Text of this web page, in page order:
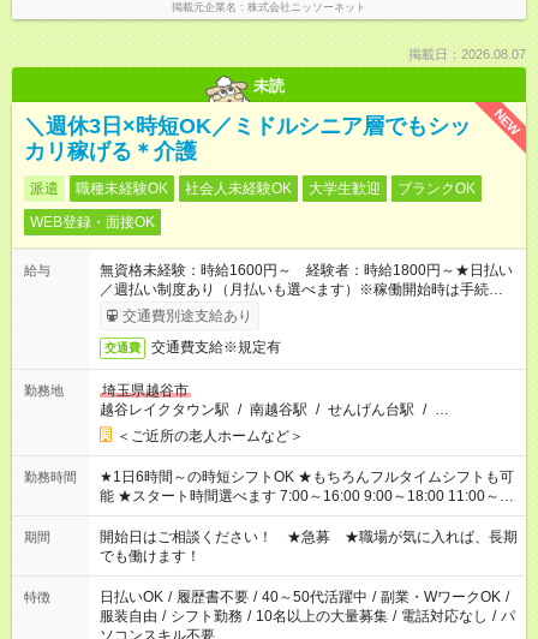
掲載元企業名 株式会社ニッソーネット
掲載日：2026.08.07
未読
NEW
＼週休3日×時短OK／ミドルシニア層でもシッ
カリ稼げる＊介護
派遣 職種未経験OK 社会人未経験OK 大学生歓迎
ブランクOK
WEB登録・面接OK
給与
無資格未経験：時給1600円～ 経験者：時給1800円～★日払い
／週払い制度あり（月払いも選べます）※稼働開始時は手続き完
了次第のお支払いとなります。
交通費別途支給あり
交通費 交通費支給※規定有
勤務地
埼玉県越谷市
越谷レイクタウン駅 / 南越谷駅 / せんげん台駅 / …
＜ご近所の老人ホームなど＞
勤務時間
★1日6時間～の時短シフトOK ★もちろんフルタイムシフトも可
能 ★スタート時間選べます 7:00～16:00 9:00～18:00 11:00～
20:00 など 残業なし！ ※Wワークの場合、他のお仕事と合わせ
週40時間超の就業はご案内できません ※法令に基づき、週20時
間以上勤務は社会保険への加入対象となります ※労働者派遣法
（日雇い派遣の原則禁止）により、短時間・短期間の就業はご
案内が難しい場合があります
期間
開始日はご相談ください！ ★急募 ★職場が気に入れば、長期
でも働けます！
特徴 日払いOK / 履歴書不要 / 40～50代活躍中 / 副業・WワークOK /
服装自由 / シフト勤務 / 10名以上の大量募集 / 電話対応なし / パ
ソコンスキル不要